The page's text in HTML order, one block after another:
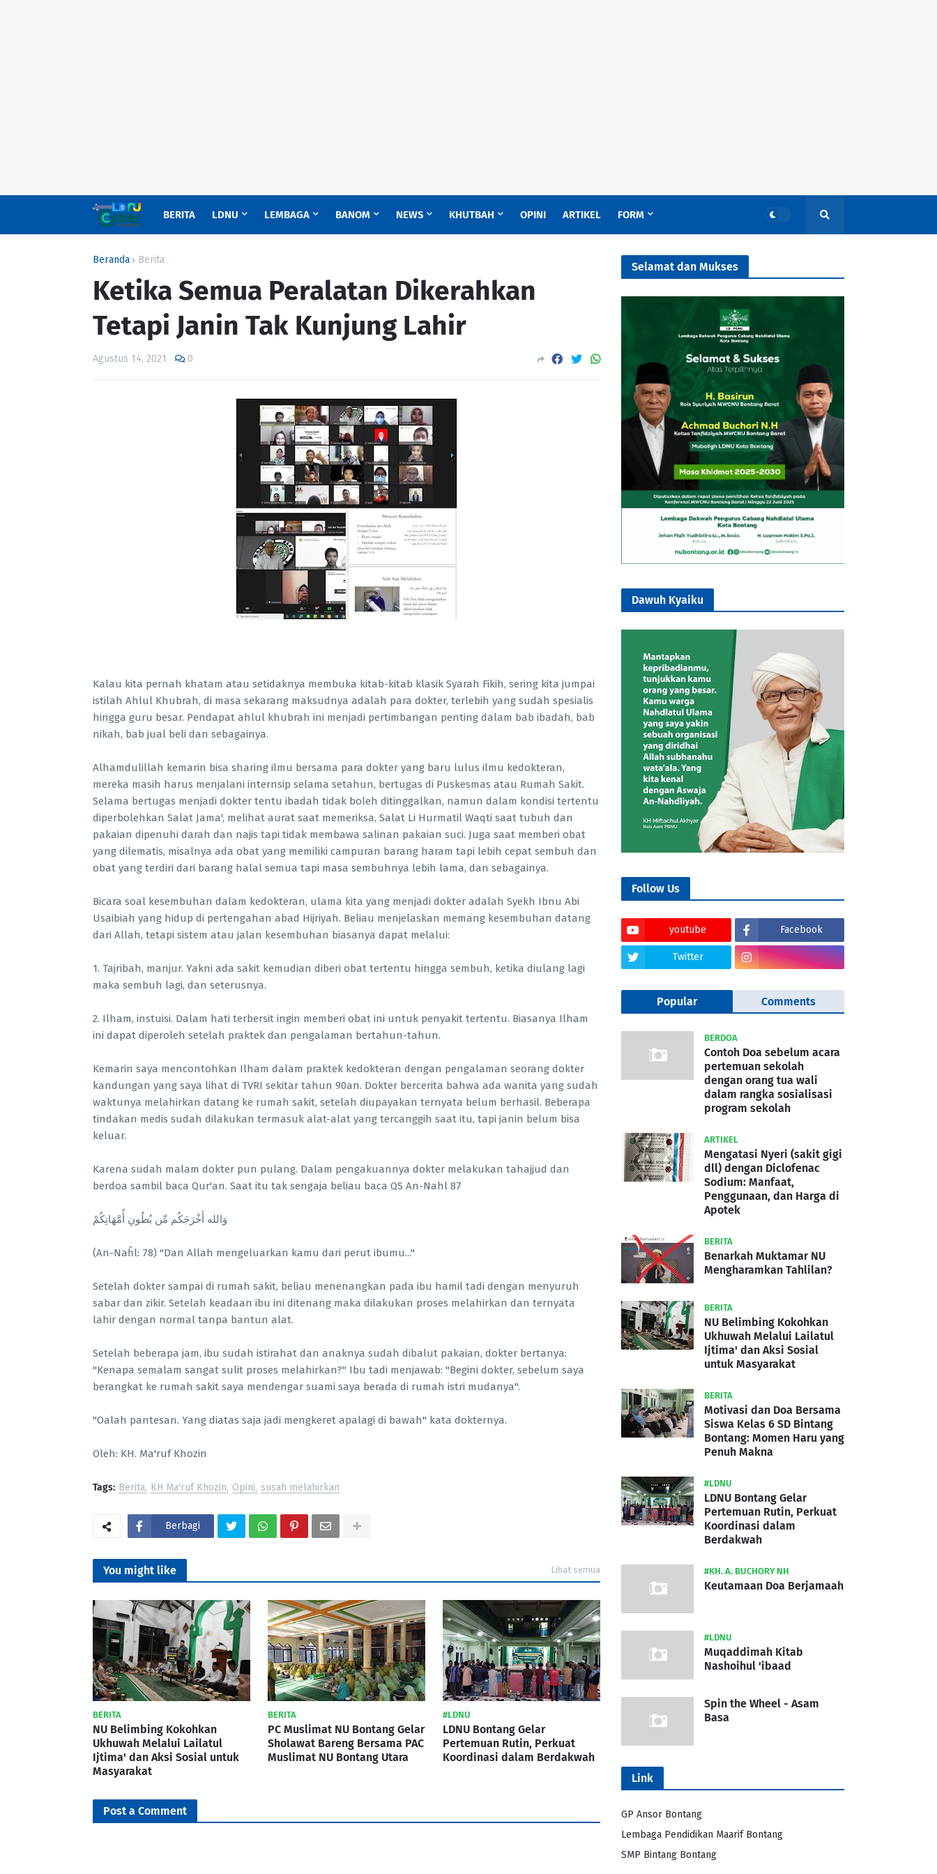
BERITA LDNU LEMBAGA BANOM NEWS KHUTBAH OPINI ARTIKEL FORM
Beranda Berita
Ketika Semua Peralatan Dikerahkan
Tetapi Janin Tak Kunjung Lahir
Agustus 14, 2021 0
Kalau kita pernah khatam atau setidaknya membuka kitab-kitab klasik Syarah Fikih, sering kita jumpai
istilah Ahlul Khubrah, di masa sekarang maksudnya adalah para dokter, terlebih yang sudah spesialis
hingga guru besar. Pendapat ahlul khubrah ini menjadi pertimbangan penting dalam bab ibadah, bab
nikah, bab jual beli dan sebagainya.
Alhamdulillah kemarin bisa sharing ilmu bersama para dokter yang baru lulus ilmu kedokteran,
mereka masih harus menjalani internsip selama setahun, bertugas di Puskesmas atau Rumah Sakit.
Selama bertugas menjadi dokter tentu ibadah tidak boleh ditinggalkan, namun dalam kondisi tertentu
diperbolehkan Salat Jama', melihat aurat saat memeriksa, Salat Li Hurmatil Waqti saat tubuh dan
pakaian dipenuhi darah dan najis tapi tidak membawa salinan pakaian suci. Juga saat memberi obat
yang dilematis, misalnya ada obat yang memiliki campuran barang haram tapi lebih cepat sembuh dan
obat yang terdiri dari barang halal semua tapi masa sembuhnya lebih lama, dan sebagainya.
Bicara soal kesembuhan dalam kedokteran, ulama kita yang menjadi dokter adalah Syekh Ibnu Abi
Usaibiah yang hidup di pertengahan abad Hijriyah. Beliau menjelaskan memang kesembuhan datang
dari Allah, tetapi sistem atau jalan kesembuhan biasanya dapat melalui:
1. Tajribah, manjur. Yakni ada sakit kemudian diberi obat tertentu hingga sembuh, ketika diulang lagi
maka sembuh lagi, dan seterusnya.
2. Ilham, instuisi. Dalam hati terbersit ingin memberi obat ini untuk penyakit tertentu. Biasanya Ilham
ini dapat diperoleh setelah praktek dan pengalaman bertahun-tahun.
Kemarin saya mencontohkan Ilham dalam praktek kedokteran dengan pengalaman seorang dokter
kandungan yang saya lihat di TVRI sekitar tahun 90an. Dokter bercerita bahwa ada wanita yang sudah
waktunya melahirkan datang ke rumah sakit, setelah diupayakan ternyata belum berhasil. Beberapa
tindakan medis sudah dilakukan termasuk alat-alat yang tercanggih saat itu, tapi janin belum bisa
keluar.
Karena sudah malam dokter pun pulang. Dalam pengakuannya dokter melakukan tahajjud dan
berdoa sambil baca Qur'an. Saat itu tak sengaja beliau baca QS An-Nahl 87
وَالله أَخْرَجَكُم مِّن بُطُونِ أُمَّهَاتِكُمْ
(An-Naĥl: 78) "Dan Allah mengeluarkan kamu dari perut ibumu..."
Setelah dokter sampai di rumah sakit, beliau menenangkan pada ibu hamil tadi dengan menyuruh
sabar dan zikir. Setelah keadaan ibu ini ditenang maka dilakukan proses melahirkan dan ternyata
lahir dengan normal tanpa bantun alat.
Setelah beberapa jam, ibu sudah istirahat dan anaknya sudah dibalut pakaian, dokter bertanya:
"Kenapa semalam sangat sulit proses melahirkan?" Ibu tadi menjawab: "Begini dokter, sebelum saya
berangkat ke rumah sakit saya mendengar suami saya berada di rumah istri mudanya".
"Oalah pantesan. Yang diatas saja jadi mengkeret apalagi di bawah" kata dokternya.
Oleh: KH. Ma'ruf Khozin
Tags: Berita KH Ma'ruf Khozin Opini susah melahirkan
Berbagi
You might like Lihat semua
BERITA
NU Belimbing Kokohkan
Ukhuwah Melalui Lailatul
Ijtima' dan Aksi Sosial untuk
Masyarakat
BERITA
PC Muslimat NU Bontang Gelar
Sholawat Bareng Bersama PAC
Muslimat NU Bontang Utara
#LDNU
LDNU Bontang Gelar
Pertemuan Rutin, Perkuat
Koordinasi dalam Berdakwah
Post a Comment
Selamat dan Mukses
Dawuh Kyaiku
Follow Us
youtube Facebook
Twitter
Popular Comments
BERDOA
Contoh Doa sebelum acara
pertemuan sekolah
dengan orang tua wali
dalam rangka sosialisasi
program sekolah
ARTIKEL
Mengatasi Nyeri (sakit gigi
dll) dengan Diclofenac
Sodium: Manfaat,
Penggunaan, dan Harga di
Apotek
BERITA
Benarkah Muktamar NU
Mengharamkan Tahlilan?
BERITA
NU Belimbing Kokohkan
Ukhuwah Melalui Lailatul
Ijtima' dan Aksi Sosial
untuk Masyarakat
BERITA
Motivasi dan Doa Bersama
Siswa Kelas 6 SD Bintang
Bontang: Momen Haru yang
Penuh Makna
#LDNU
LDNU Bontang Gelar
Pertemuan Rutin, Perkuat
Koordinasi dalam
Berdakwah
#KH. A. BUCHORY NH
Keutamaan Doa Berjamaah
#LDNU
Muqaddimah Kitab
Nashoihul 'ibaad
Spin the Wheel - Asam
Basa
Link
GP Ansor Bontang
Lembaga Pendidikan Maarif Bontang
SMP Bintang Bontang